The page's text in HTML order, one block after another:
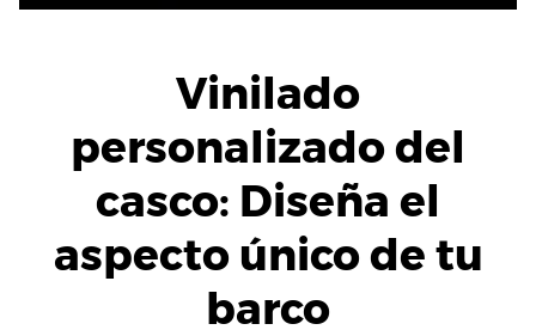
Vinilado
personalizado del
casco: Diseña el
aspecto único de tu
barco